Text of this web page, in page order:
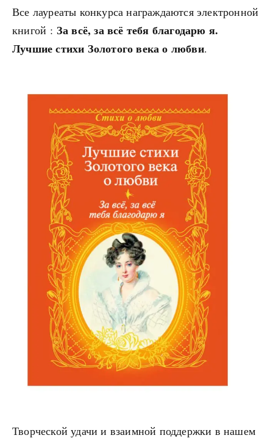
Все лауреаты конкурса награждаются электронной
книгой : За всё, за всё тебя благодарю я.
Лучшие стихи Золотого века о любви.
Творческой удачи и взаимной поддержки в нашем